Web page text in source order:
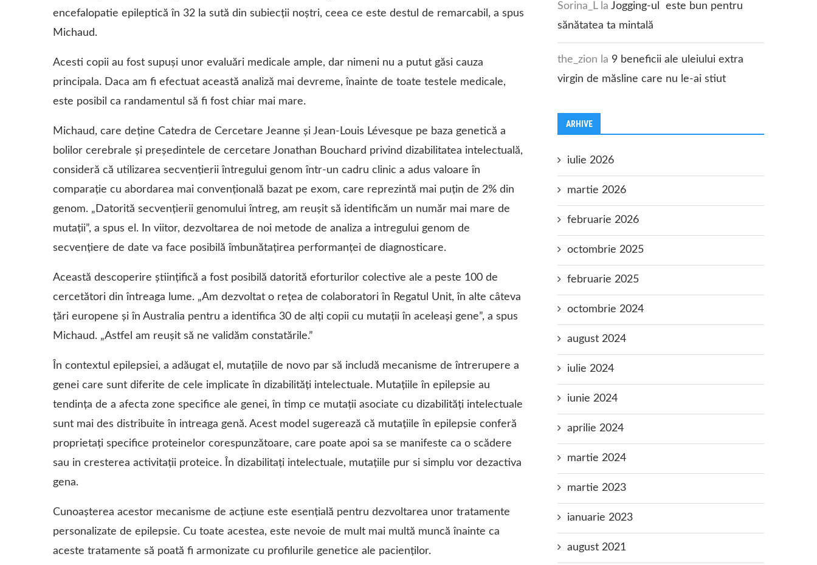
encefalopatie epileptică în 32 la sută din subiecţii noştri, ceea ce este destul de remarcabil, a spus
Michaud.
Acesti copii au fost supuşi unor evaluări medicale ample, dar nimeni nu a putut găsi cauza
principala. Daca am fi efectuat această analiză mai devreme, înainte de toate testele medicale,
este posibil ca randamentul să fi fost chiar mai mare.
Michaud, care deține Catedra de Cercetare Jeanne și Jean-Louis Lévesque pe baza genetică a
bolilor cerebrale și președintele de cercetare Jonathan Bouchard privind dizabilitatea intelectuală,
consideră că utilizarea secvențierii întregului genom într-un cadru clinic a adus valoare în
comparație cu abordarea mai convențională bazat pe exom, care reprezintă mai puțin de 2% din
genom. „Datorită secvențierii genomului întreg, am reușit să identificăm un număr mai mare de
mutații”, a spus el. In viitor, dezvoltarea de noi metode de analiza a intregului genom de
secvenţiere de date va face posibilă îmbunătaţirea performanţei de diagnosticare.
Această descoperire științifică a fost posibilă datorită eforturilor colective ale a peste 100 de
cercetători din întreaga lume. „Am dezvoltat o rețea de colaboratori în Regatul Unit, în alte câteva
țări europene şi în Australia pentru a identifica 30 de alți copii cu mutații în aceleași gene”, a spus
Michaud. „Astfel am reușit să ne validăm constatările.”
În contextul epilepsiei, a adăugat el, mutațiile de novo par să includă mecanisme de întrerupere a
genei care sunt diferite de cele implicate în dizabilități intelectuale. Mutaţiile în epilepsie au
tendinţa de a afecta zone specifice ale genei, în timp ce mutaţii asociate cu dizabilităţi intelectuale
sunt mai des distribuite în intreaga genă. Acest model sugerează că mutaţiile în epilepsie conferă
proprietaţi specifice proteinelor corespunzătoare, care poate apoi sa se manifeste ca o scădere
sau in cresterea activitaţii proteice. În dizabilitaţi intelectuale, mutaţiile pur si simplu vor dezactiva
gena.
Cunoașterea acestor mecanisme de acțiune este esențială pentru dezvoltarea unor tratamente
personalizate de epilepsie. Cu toate acestea, este nevoie de mult mai multă muncă înainte ca
aceste tratamente să poată fi armonizate cu profilurile genetice ale pacienților.
Sorina_Lla Jogging-ul este bun pentru
sănătatea ta mintală
the_zion la 9 beneficii ale uleiului extra
virgin de măsline care nu le-ai stiut
ARHIVE
iulie 2026
martie 2026
februarie 2026
octombrie 2025
februarie 2025
octombrie 2024
august 2024
iulie 2024
iunie 2024
aprilie 2024
martie 2024
martie 2023
ianuarie 2023
august 2021